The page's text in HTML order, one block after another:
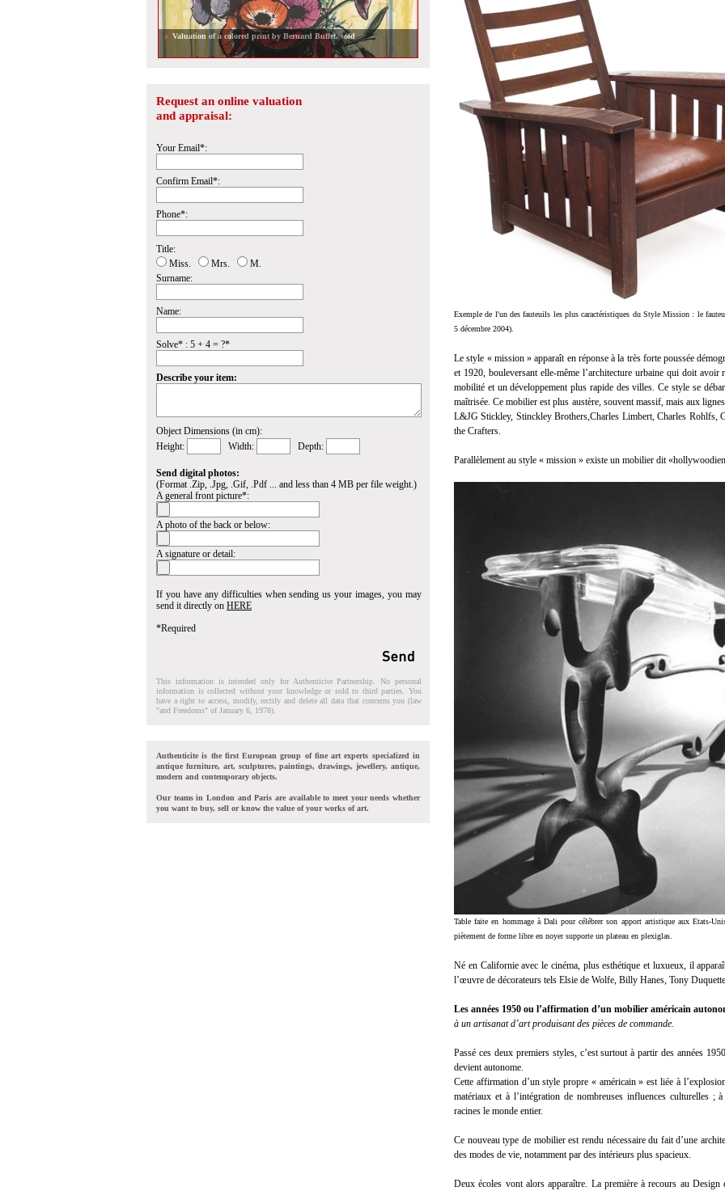
Valuation of a Venitian gueridon in our next auction in Marseille
Request an online valuation
and appraisal:
Your Email*:
Confirm Email*:
Phone*:
Title:
Miss.
Mrs.
M.
Surname:
Name:
Solve* : 5 + 4 = ?*
Describe your item:
Object Dimensions (in cm):
Height:
Width: Depth:
Send digital photos:
(Format .Zip, .Jpg, .Gif, .Pdf ... and less than 4 MB per file weight.)
A general front picture*:
A photo of the back or below:
A signature or detail:
If you have any difficulties when sending us your images, you may
send it directly on HERE
*Required
This information is intended only for Authenticite Partnership. No personal
information is collected without your knowledge or sold to third parties. You
have a right to access, modify, rectify and delete all data that concerns you (law
"and Freedoms" of January 6, 1978).
Authenticite is the first European group of fine art experts specialized in
antique furniture, art, sculptures, paintings, drawings, jewellery, antique,
modern and contemporary objects.
Our teams in London and Paris are available to meet your needs whether
you want to buy, sell or know the value of your works of art.
Exemple de l'un des fauteuils les plus caractéristiques du Style Mission : le
5 décembre 2004).
Le style « mission » apparaît en réponse à la très forte poussée
et 1920, bouleversant elle-même l’architecture urbaine qui doit
mobilité et un développement plus rapide des villes. Ce style se
maîtrisée. Ce mobilier est plus austère, souvent massif, mais aux
L&JG Stickley, Stinckley Brothers,Charles Limbert, Charles Rohlfs,
the Crafters.
Parallèlement au style « mission » existe un mobilier dit
Table faite en hommage à Dali pour célébrer son apport artistique aux Etats-
piètement de forme libre en noyer supporte un plateau en plexiglas.
Né en Californie avec le cinéma, plus esthétique et luxueux, il
l’œuvre de décorateurs tels Elsie de Wolfe, Billy Hanes, Tony
Les années 1950 ou l’affirmation d’un mobilier américain
à un artisanat d’art produisant des pièces de commande.
Passé ces deux premiers styles, c’est surtout à partir des années
devient autonome.
Cette affirmation d’un style propre « américain » est liée à
matériaux et à l’intégration de nombreuses influences culturelles ;
racines le monde entier.
Ce nouveau type de mobilier est rendu nécessaire du fait d’une
des modes de vie, notamment par des intérieurs plus spacieux.
Deux écoles vont alors apparaître. La première à recours au